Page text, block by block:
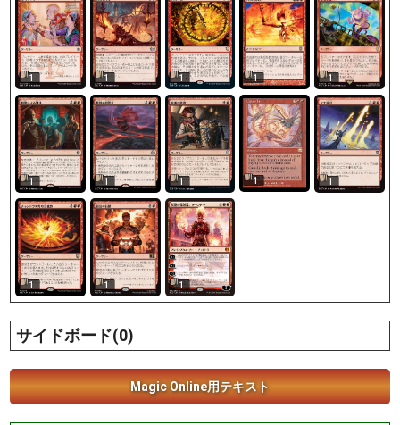
1 1 1 1 1
1 1 1 1 1
1 1 1
サイドボード(0)
Magic Online用テキスト